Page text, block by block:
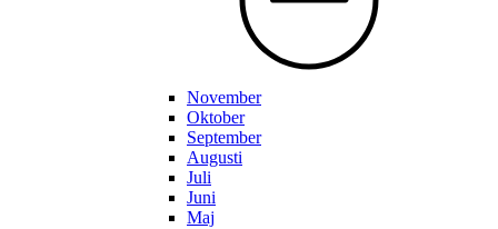
November
Oktober
September
Augusti
Juli
Juni
Maj